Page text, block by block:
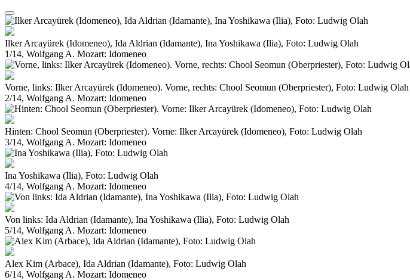
Ilker Arcayürek (Idomeneo), Ida Aldrian (Idamante), Ina Yoshikawa (Ilia), Foto: Ludwig Olah
1/14, Wolfgang A. Mozart: Idomeneo
Vorne, links: Ilker Arcayürek (Idomeneo). Vorne, rechts: Chool Seomun (Oberpriester), Foto: Ludwig Olah
2/14, Wolfgang A. Mozart: Idomeneo
Hinten: Chool Seomun (Oberpriester). Vorne: Ilker Arcayürek (Idomeneo), Foto: Ludwig Olah
3/14, Wolfgang A. Mozart: Idomeneo
Ina Yoshikawa (Ilia), Foto: Ludwig Olah
4/14, Wolfgang A. Mozart: Idomeneo
Von links: Ida Aldrian (Idamante), Ina Yoshikawa (Ilia), Foto: Ludwig Olah
5/14, Wolfgang A. Mozart: Idomeneo
Alex Kim (Arbace), Ida Aldrian (Idamante), Foto: Ludwig Olah
6/14, Wolfgang A. Mozart: Idomeneo